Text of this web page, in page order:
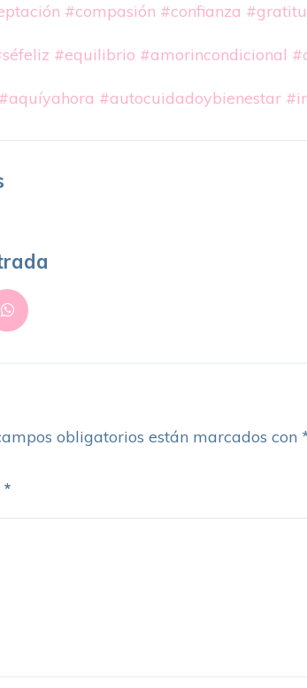
#compasión #confianza
#equilibrio #amorincondicional
#aquíyahora #autocuidadoybienestar
obligatorios están marcados con
*